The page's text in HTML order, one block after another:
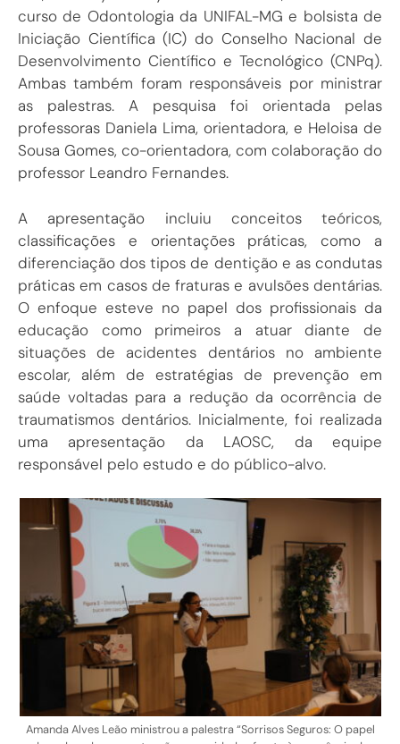
curso de Odontologia da UNIFAL-MG e bolsista de
Iniciação Científica (IC) do Conselho Nacional de
Desenvolvimento Científico e Tecnológico (CNPq).
Ambas também foram responsáveis por ministrar
as palestras. A pesquisa foi orientada pelas
professoras Daniela Lima, orientadora, e Heloisa de
Sousa Gomes, co-orientadora, com colaboração do
professor Leandro Fernandes.
A apresentação incluiu conceitos teóricos,
classificações e orientações práticas, como a
diferenciação dos tipos de dentição e as condutas
práticas em casos de fraturas e avulsões dentárias.
O enfoque esteve no papel dos profissionais da
educação como primeiros a atuar diante de
situações de acidentes dentários no ambiente
escolar, além de estratégias de prevenção em
saúde voltadas para a redução da ocorrência de
traumatismos dentários. Inicialmente, foi realizada
uma apresentação da LAOSC, da equipe
responsável pelo estudo e do público-alvo.
Amanda Alves Leão ministrou a palestra “Sorrisos Seguros: O papel